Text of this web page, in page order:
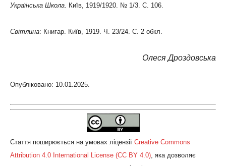
Українська Школа. Київ, 1919/1920. № 1/3. С. 106.
Світлина: Книгар. Київ, 1919. Ч. 23/24. С. 2 обкл.
Олеся Дроздовська
Опубліковано: 10.01.2025.
Стаття поширюється на умовах ліцензії Creative Commons
Attribution 4.0 International License (CC BY 4.0), яка дозволяє